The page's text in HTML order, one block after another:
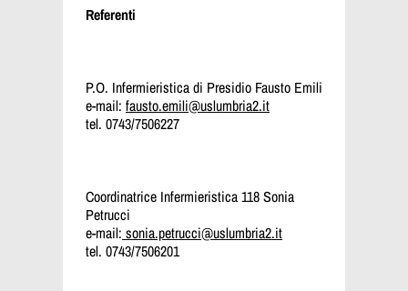
Referenti
P.O. Infermieristica di Presidio Fausto Emili
e-mail: fausto.emili@uslumbria2.it
tel. 0743/7506227
Coordinatrice Infermieristica 118 Sonia
Petrucci
e-mail: sonia.petrucci@uslumbria2.it
tel. 0743/7506201